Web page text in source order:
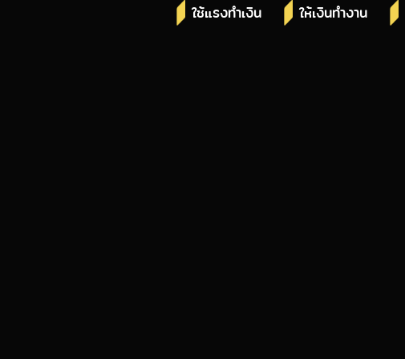
ใช้แรงทำเงิน ให้เงินทำงาน